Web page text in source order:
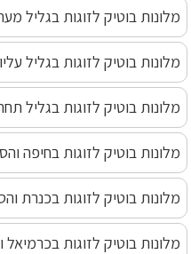
מלונות בוטיק לזוגות בגליל
מלונות בוטיק לזוגות בגליל
מלונות בוטיק לזוגות בגליל
מלונות בוטיק לזוגות בחיפה
מלונות בוטיק לזוגות בכנרת
מלונות בוטיק לזוגות בכרמיאל